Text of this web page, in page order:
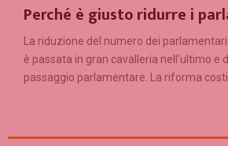
Perché è giusto ridurre i
La riduzione del numero dei
è passata in gran cavalleria nell’ultimo e
passaggio parlamentare. La riforma